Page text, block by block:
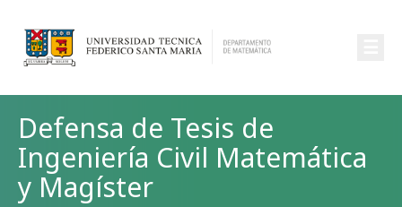
Defensa de Tesis de
Ingeniería Civil Matemática
y Magíster